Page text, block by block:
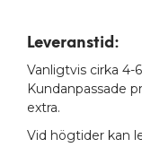
Leveranstid:
Vanligtvis cirka 4-
Kundanpassade
extra.
Vid högtider kan